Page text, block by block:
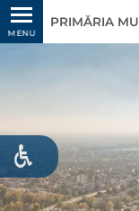
MENU
PRIMĂRIA